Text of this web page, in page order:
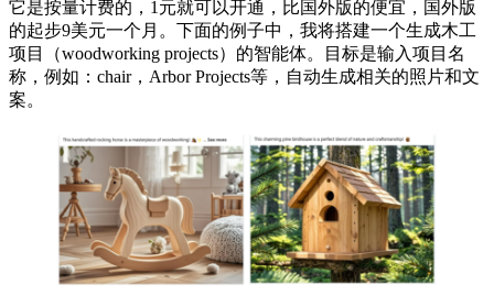
它是按量计费的，1元就可以开通，比国外版的便宜，国外版
的起步9美元一个月。下面的例子中，我将搭建一个生成木工
项目（woodworking projects）的智能体。目标是输入项目名
称，例如：chair，Arbor Projects等，自动生成相关的照片和文
案。